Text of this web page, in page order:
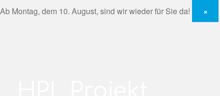
Ab Montag, dem 10. August, sind wir wieder für Sie da!
×